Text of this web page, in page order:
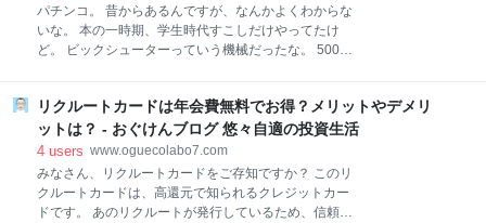
す。 航空法対象外ということは、改正航空法での無人
航空機から外れ、本来であれば許可が必要となる、都
心や住宅地などの人口集中地区でも、認可なしでの飛
るかと言うとそうでもない。 例えば、公園での飛行。
公園条例により、都市圏
パチンコ。 昔からあるんですが、なんかよくわからな
いな。 本の一時期、学生時代すこしだけやってたけ
ど。 ビックシューターっていう機械だったな。 500円
ラスで一人はパチプロのごとく、儲けて学校までタク
シーで来ていた奴おったな。 社会人になっても、先輩
とか定時後とか週末にパチンコに通ってた人も結構い
たな。 しかし最近はどうか。 もう終わったのかな、パ
チンコ。 パチンコ業界を襲う規制 今でもパチンコを続
けている人たち パチンコ店経営、パチンコ台開発会社
リクルートカードは年会費無料でお得？メリットやデメリ
ットは？ - おぐけんブログ 悠々自適の投資生活
4 users www.oguecolabo7.com
みなさん、リクルートカードをご存知ですか？ このリ
クルートカードは、高還元で知られるクレジットカー
ドです。 あのリクルートが発行しているため、信頼性